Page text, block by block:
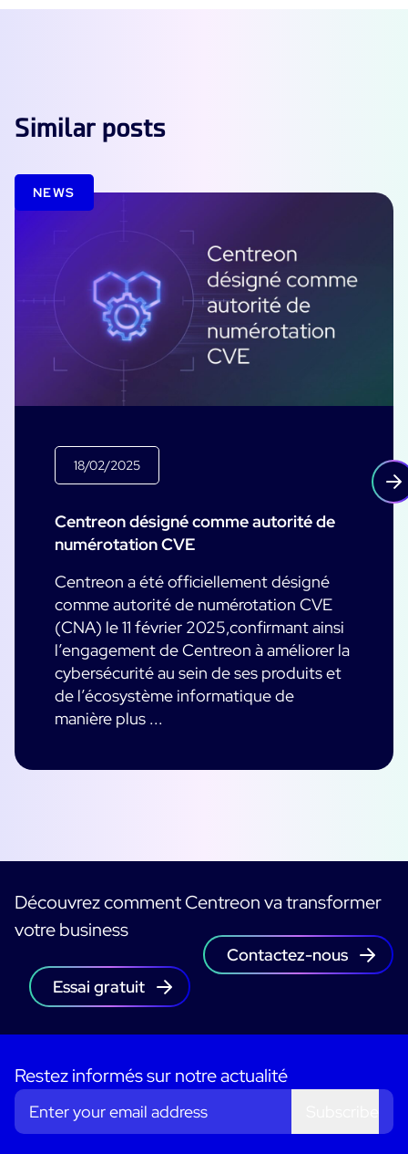
Similar posts
NEWS
18/02/2025
Centreon désigné comme autorité de
numérotation CVE
Centreon a été officiellement désigné
comme autorité de numérotation CVE
(CNA) le 11 février 2025,confirmant ainsi
l’engagement de Centreon à améliorer la
cybersécurité au sein de ses produits et
de l’écosystème informatique de
manière plus ...
Découvrez comment Centreon va transformer
votre business
Contactez-nous
Essai gratuit
Restez informés sur notre actualité